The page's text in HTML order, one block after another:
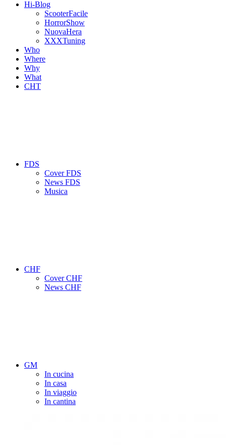
Hi-Blog
ScooterFacile
HorrorShow
NuovaHera
XXXTuning
Who
Where
Why
What
CHT
FDS
Cover FDS
News FDS
Musica
CHF
Cover CHF
News CHF
GM
In cucina
In casa
In viaggio
In cantina